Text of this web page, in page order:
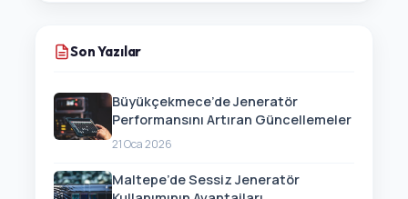
Son Yazılar
Büyükçekmece’de Jeneratör
Performansını Artıran Güncellemeler
21 Oca 2026
Maltepe’de Sessiz Jeneratör